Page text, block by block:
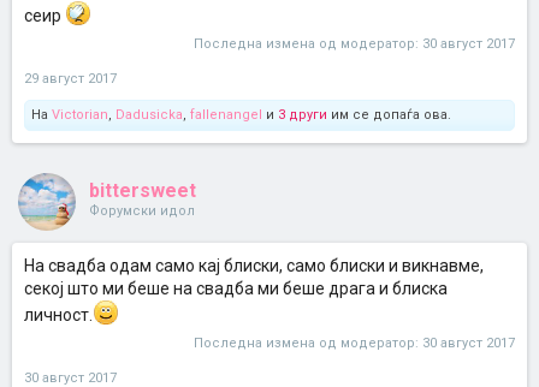
сеир
Последна измена од модератор: 30 август 2017
29 август 2017
На Victorian, Dadusicka, fallenangel и 3 други им се допаѓа ова.
bittersweet
Форумски идол
На свадба одам само кај блиски, само блиски и викнавме,
секој што ми беше на свадба ми беше драга и блиска
личност.
Последна измена од модератор: 30 август 2017
30 август 2017